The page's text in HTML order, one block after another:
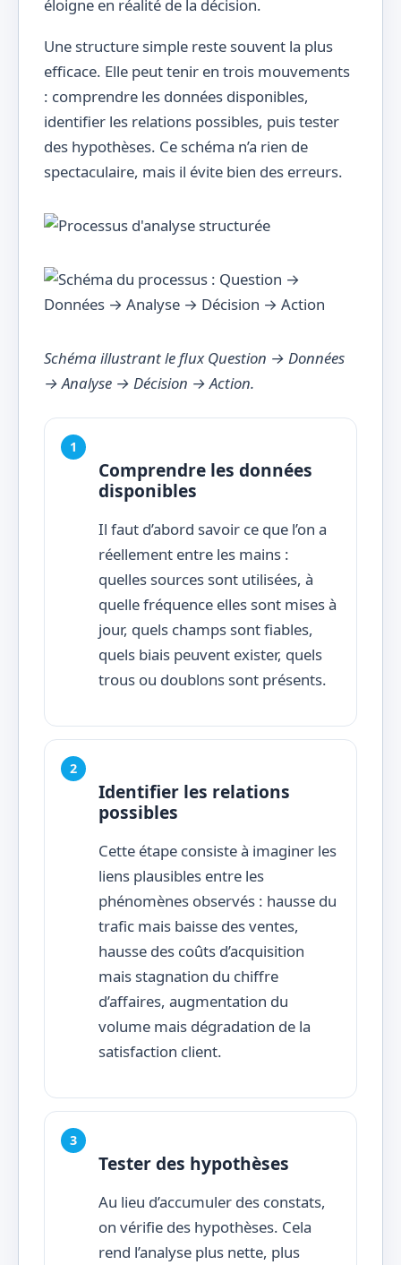
éloigne en réalité de la décision.
Une structure simple reste souvent la plus
efficace. Elle peut tenir en trois mouvements
: comprendre les données disponibles,
identifier les relations possibles, puis tester
des hypothèses. Ce schéma n’a rien de
spectaculaire, mais il évite bien des erreurs.
Schéma illustrant le flux Question → Données
→ Analyse → Décision → Action.
Comprendre les données
disponibles
Il faut d’abord savoir ce que l’on a
réellement entre les mains :
quelles sources sont utilisées, à
quelle fréquence elles sont mises à
jour, quels champs sont fiables,
quels biais peuvent exister, quels
trous ou doublons sont présents.
Identifier les relations
possibles
Cette étape consiste à imaginer les
liens plausibles entre les
phénomènes observés : hausse du
trafic mais baisse des ventes,
hausse des coûts d’acquisition
mais stagnation du chiffre
d’affaires, augmentation du
volume mais dégradation de la
satisfaction client.
Tester des hypothèses
Au lieu d’accumuler des constats,
on vérifie des hypothèses. Cela
rend l’analyse plus nette, plus